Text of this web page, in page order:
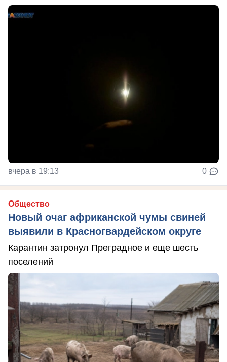
вчера в 19:13 0
Общество
Новый очаг африканской чумы свиней
выявили в Красногвардейском округе
Карантин затронул Преградное и еще шесть
поселений